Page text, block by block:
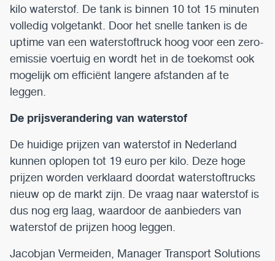
kilo waterstof. De tank is binnen 10 tot 15 minuten
volledig volgetankt. Door het snelle tanken is de
uptime van een waterstoftruck hoog voor een zero-
emissie voertuig en wordt het in de toekomst ook
mogelijk om efficiënt langere afstanden af te
leggen.
De prijsverandering van waterstof
De huidige prijzen van waterstof in Nederland
kunnen oplopen tot 19 euro per kilo. Deze hoge
prijzen worden verklaard doordat waterstoftrucks
nieuw op de markt zijn. De vraag naar waterstof is
dus nog erg laag, waardoor de aanbieders van
waterstof de prijzen hoog leggen.
Jacobjan Vermeiden, Manager Transport Solutions